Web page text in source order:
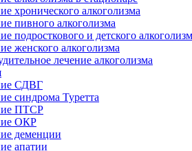
хронического алкоголизма
пивного алкоголизма
подросткового и детского
женского алкоголизма
лечение алкоголизма
СДВГ
синдрома Туретта
ПТСР
ОКР
деменции
апатии